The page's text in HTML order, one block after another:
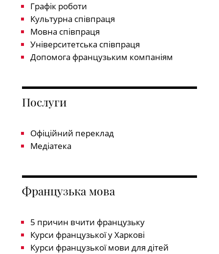
Графік роботи
Культурна співпраця
Мовна співпраця
Університетська співпраця
Допомога французьким компаніям
Послуги
Офіційний переклад
Медіатека
Французька мова
5 причин вчити французьку
Курси французької у Харкові
Курси французької мови для дітей